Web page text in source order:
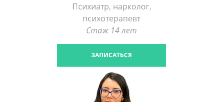
Психиатр, нарколог,
психотерапевт
Стаж 14 лет
ЗАПИСАТЬСЯ